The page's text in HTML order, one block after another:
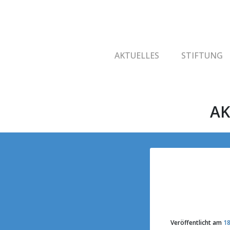
AKTUELLES STIFTUNG
Veröffentlicht am